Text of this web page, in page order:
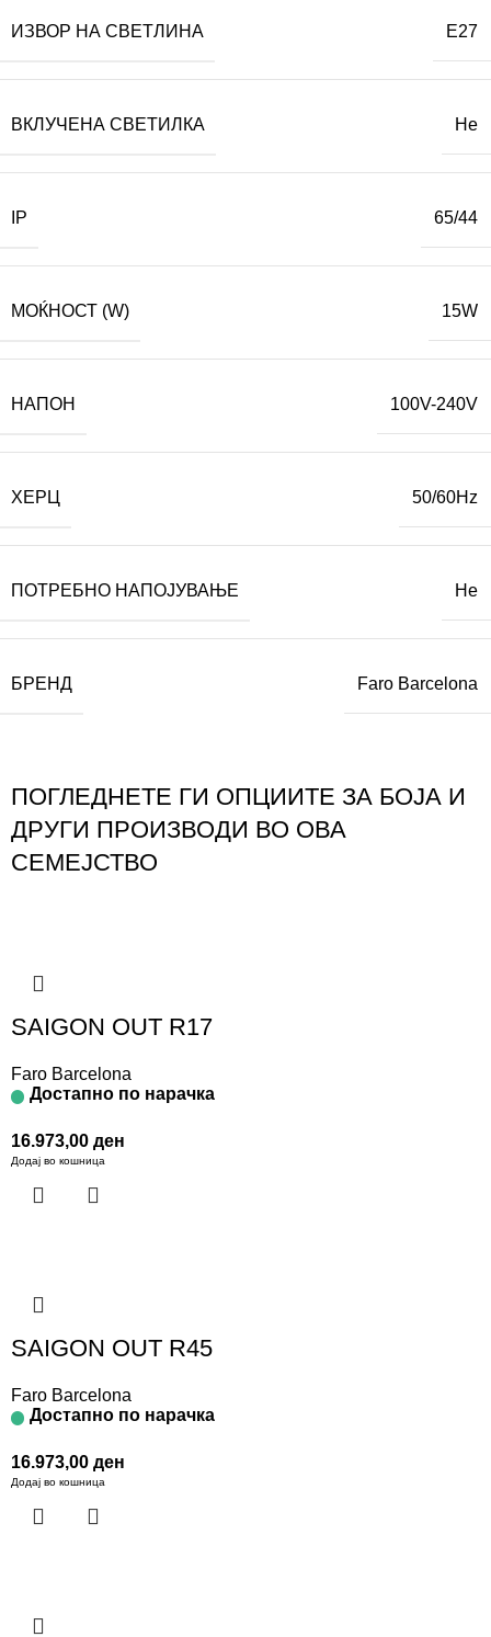
ИЗВОР НА СВЕТЛИНА E27
ВКЛУЧЕНА СВЕТИЛКА Не
IP 65/44
МОЌНОСТ (W) 15W
НАПОН 100V-240V
ХЕРЦ 50/60Hz
ПОТРЕБНО НАПОЈУВАЊЕ Не
БРЕНД Faro Barcelona
ПОГЛЕДНЕТЕ ГИ ОПЦИИТЕ ЗА БОЈА И
ДРУГИ ПРОИЗВОДИ ВО ОВА
СЕМЕЈСТВО
SAIGON OUT R17
Faro Barcelona
Достапно по нарачка
16.973,00 ден
Додај во кошница
SAIGON OUT R45
Faro Barcelona
Достапно по нарачка
16.973,00 ден
Додај во кошница